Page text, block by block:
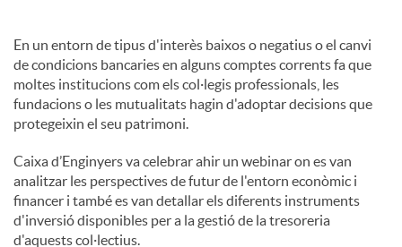
o
n
t
i
En un entorn de tipus d'interès baixos o negatius o el canvi
de condicions bancaries en alguns comptes corrents fa que
moltes institucions com els col·legis professionals, les
fundacions o les mutualitats hagin d'adoptar decisions que
protegeixin el seu patrimoni.
Caixa d’Enginyers va celebrar ahir un webinar on es van
analitzar les perspectives de futur de l'entorn econòmic i
financer i també es van detallar els diferents instruments
d'inversió disponibles per a la gestió de la tresoreria
d'aquests col·lectius.